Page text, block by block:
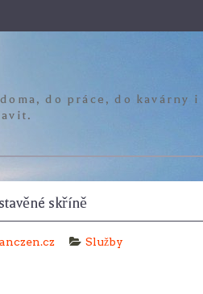
do práce, do kavárny
skříně
Služby